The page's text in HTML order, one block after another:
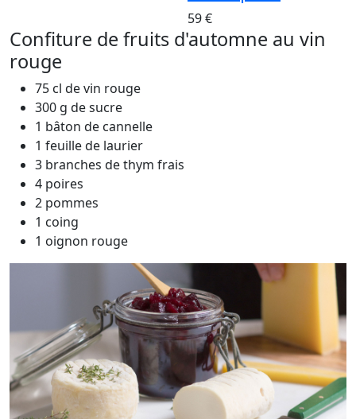
59 €
Confiture de fruits d'automne au vin
rouge
75 cl de vin rouge
300 g de sucre
1 bâton de cannelle
1 feuille de laurier
3 branches de thym frais
4 poires
2 pommes
1 coing
1 oignon rouge